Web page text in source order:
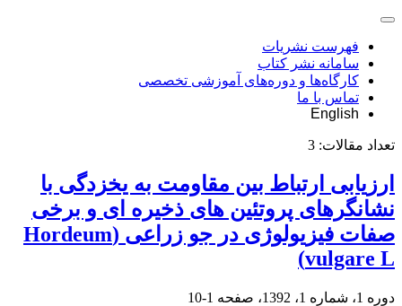
فهرست نشریات
سامانه نشر کتاب
کارگاه‌ها و دوره‌های آموزشی تخصصی
تماس با ما
English
تعداد مقالات: 3
ارزیابی ارتباط بین مقاومت به یخزدگی با
نشانگرهای پروتئین های ذخیره ای و برخی
صفات فیزیولوژی در جو زراعی (Hordeum
vulgare L)
دوره 1، شماره 1، 1392، صفحه 1-10